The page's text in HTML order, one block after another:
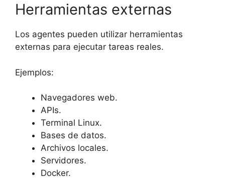
Herramientas externas
Los agentes pueden utilizar herramientas
externas para ejecutar tareas reales.
Ejemplos:
Navegadores web.
APIs.
Terminal Linux.
Bases de datos.
Archivos locales.
Servidores.
Docker.